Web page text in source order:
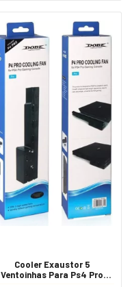
Cooler Exaustor 5
Ventoinhas Para Ps4 Pro